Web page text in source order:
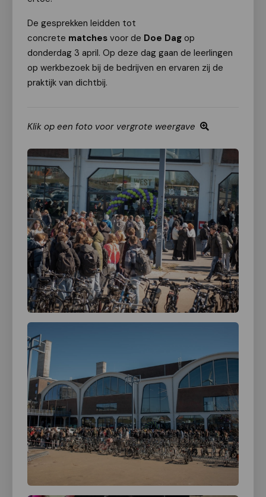
De gesprekken leidden tot
concrete matches voor de Doe Dag op
donderdag 3 april. Op deze dag gaan de leerlingen
op werkbezoek bij de bedrijven en ervaren zij de
praktijk van dichtbij.
Klik op een foto voor vergrote weergave